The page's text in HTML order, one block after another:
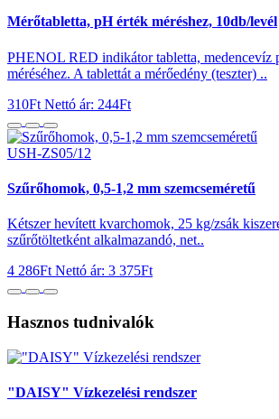
Mérőtabletta, pH érték méréshez, 10db/levél
PHENOL RED indikátor tabletta, medencevíz
méréséhez. A tablettát a mérőedény (teszter) ..
310Ft Nettó ár: 244Ft
USH-ZS05/12
Szűrőhomok, 0,5-1,2 mm szemcseméretű
Kétszer hevített kvarchomok, 25 kg/zsák
szűrőtöltetként alkalmazandó, net..
4 286Ft Nettó ár: 3 375Ft
Hasznos tudnivalók
"DAISY" Vízkezelési rendszer